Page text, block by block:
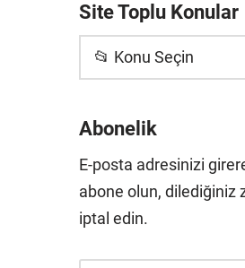
Site Toplu Konular
📂 Konu Seçin
Abonelik
E-posta adresinizi
abone olun, dilediğiniz
iptal edin.